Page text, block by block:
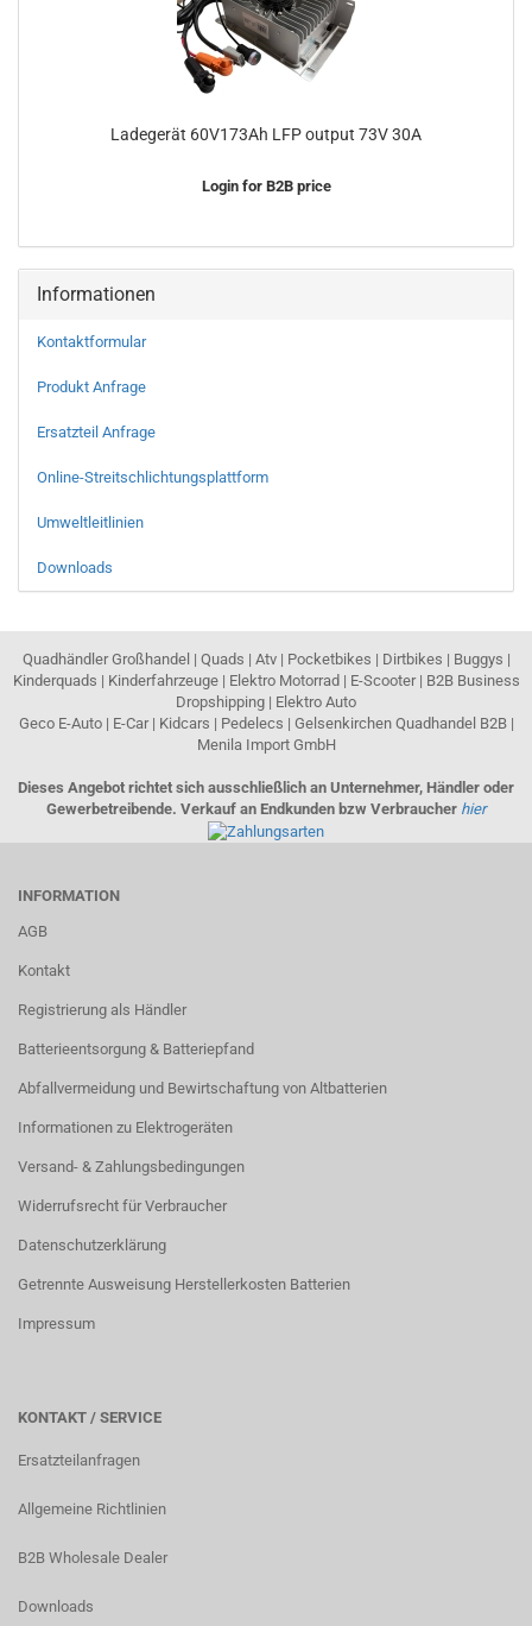
Ladegerät 60V173Ah LFP output 73V 30A
Login for B2B price
Informationen
Kontaktformular
Produkt Anfrage
Ersatzteil Anfrage
Online-Streitschlichtungsplattform
Umweltleitlinien
Downloads
Quadhändler Großhandel | Quads | Atv | Pocketbikes | Dirtbikes | Buggys |
Kinderquads | Kinderfahrzeuge | Elektro Motorrad | E-Scooter | B2B Business
Dropshipping | Elektro Auto
Geco E-Auto | E-Car | Kidcars | Pedelecs | Gelsenkirchen Quadhandel B2B |
Menila Import GmbH
Dieses Angebot richtet sich ausschließlich an Unternehmer, Händler oder
Gewerbetreibende. Verkauf an Endkunden bzw Verbraucher hier
INFORMATION
AGB
Kontakt
Registrierung als Händler
Batterieentsorgung & Batteriepfand
Abfallvermeidung und Bewirtschaftung von Altbatterien
Informationen zu Elektrogeräten
Versand- & Zahlungsbedingungen
Widerrufsrecht für Verbraucher
Datenschutzerklärung
Getrennte Ausweisung Herstellerkosten Batterien
Impressum
KONTAKT / SERVICE
Ersatzteilanfragen
Allgemeine Richtlinien
B2B Wholesale Dealer
Downloads